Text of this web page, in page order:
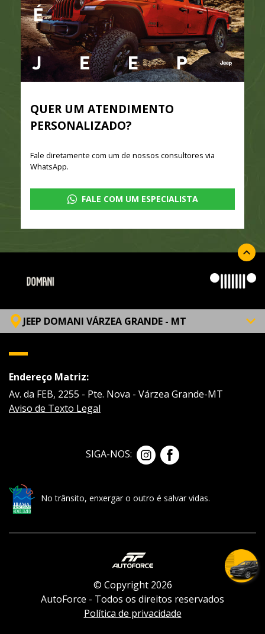
QUER UM ATENDIMENTO
PERSONALIZADO?
Fale diretamente com um de nossos consultores via
WhatsApp.
FALE COM UM ESPECIALISTA
JEEP DOMANI VÁRZEA GRANDE - MT
Endereço Matriz:
Av. da FEB, 2255 - Pte. Nova - Várzea Grande-MT
Aviso de Texto Legal
SIGA-NOS:
No trânsito, enxergar o outro é salvar vidas.
© Copyright 2026
AutoForce - Todos os direitos reservados
Política de privacidade